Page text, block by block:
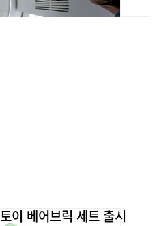
이 베어브릭 세트 출시